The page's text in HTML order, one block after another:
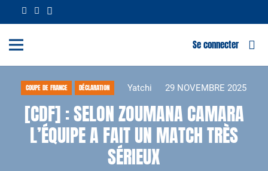
Se connecter
COUPE DE FRANCE DÉCLARATION Yatchi 29 NOVEMBRE 2025
[CDF] : SELON ZOUMANA CAMARA
L’ÉQUIPE A FAIT UN MATCH TRÈS
SÉRIEUX